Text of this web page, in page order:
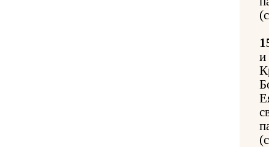
и